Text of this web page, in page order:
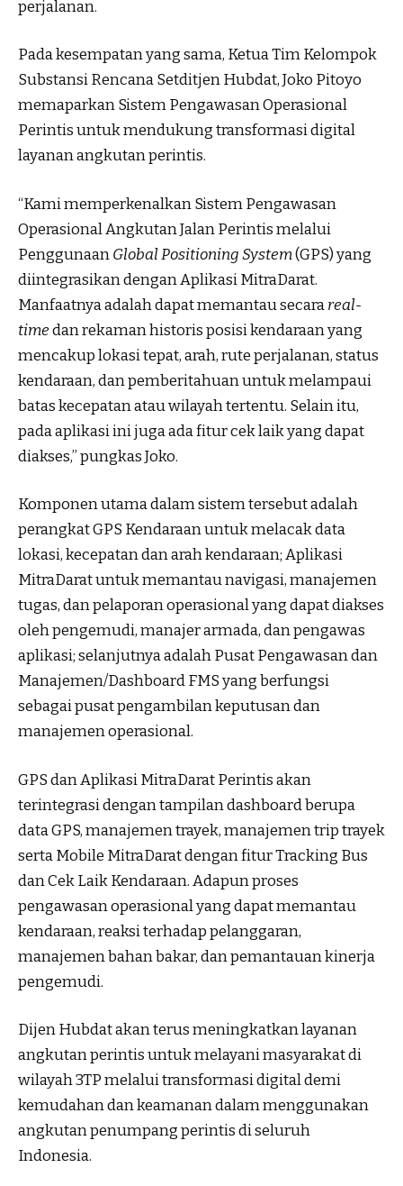
perjalanan.
Pada kesempatan yang sama, Ketua Tim Kelompok
Substansi Rencana Setditjen Hubdat, Joko Pitoyo
memaparkan Sistem Pengawasan Operasional
Perintis untuk mendukung transformasi digital
layanan angkutan perintis.
“Kami memperkenalkan Sistem Pengawasan
Operasional Angkutan Jalan Perintis melalui
PenggunaanGlobal Positioning System(GPS) yang
diintegrasikan dengan Aplikasi MitraDarat.
Manfaatnya adalah dapat memantau secarareal-
timedan rekaman historis posisi kendaraan yang
mencakup lokasi tepat, arah, rute perjalanan, status
kendaraan, dan pemberitahuan untuk melampaui
batas kecepatan atau wilayah tertentu. Selain itu,
pada aplikasi ini juga ada fitur cek laik yang dapat
diakses,” pungkas Joko.
Komponen utama dalam sistem tersebut adalah
perangkat GPS Kendaraan untuk melacak data
lokasi, kecepatan dan arah kendaraan; Aplikasi
MitraDarat untuk memantau navigasi, manajemen
tugas, dan pelaporan operasional yang dapat diakses
oleh pengemudi, manajer armada, dan pengawas
aplikasi; selanjutnya adalah Pusat Pengawasan dan
Manajemen/Dashboard FMS yang berfungsi
sebagai pusat pengambilan keputusan dan
manajemen operasional.
GPS dan Aplikasi MitraDarat Perintis akan
terintegrasi dengan tampilan dashboard berupa
data GPS, manajemen trayek, manajemen trip trayek
serta Mobile MitraDarat dengan fitur Tracking Bus
dan Cek Laik Kendaraan. Adapun proses
pengawasan operasional yang dapat memantau
kendaraan, reaksi terhadap pelanggaran,
manajemen bahan bakar, dan pemantauan kinerja
pengemudi.
Dijen Hubdat akan terus meningkatkan layanan
angkutan perintis untuk melayani masyarakat di
wilayah 3TP melalui transformasi digital demi
kemudahan dan keamanan dalam menggunakan
angkutan penumpang perintis di seluruh
Indonesia.